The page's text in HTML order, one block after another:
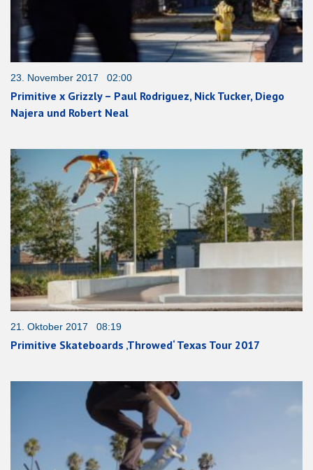
23. November 2017 02:00
Primitive x Grizzly – Paul Rodriguez, Nick Tucker, Diego
Najera und Robert Neal
21. Oktober 2017 08:19
Primitive Skateboards ‚Throwed‘ Texas Tour 2017